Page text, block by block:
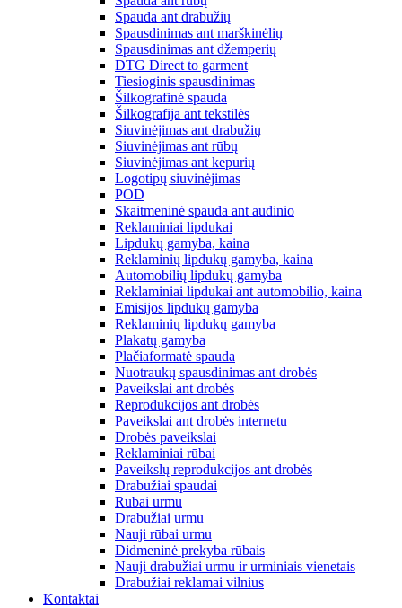
Spauda ant drabužių
Spausdinimas ant marškinėlių
Spausdinimas ant džemperių
DTG Direct to garment
Tiesioginis spausdinimas
Šilkografinė spauda
Šilkografija ant tekstilės
Siuvinėjimas ant drabužių
Siuvinėjimas ant rūbų
Siuvinėjimas ant kepurių
Logotipų siuvinėjimas
POD
Skaitmeninė spauda ant audinio
Reklaminiai lipdukai
Lipdukų gamyba, kaina
Reklaminių lipdukų gamyba, kaina
Automobilių lipdukų gamyba
Reklaminiai lipdukai ant automobilio, kaina
Emisijos lipdukų gamyba
Reklaminių lipdukų gamyba
Plakatų gamyba
Plačiaformatė spauda
Nuotraukų spausdinimas ant drobės
Paveikslai ant drobės
Reprodukcijos ant drobės
Paveikslai ant drobės internetu
Drobės paveikslai
Reklaminiai rūbai
Paveikslų reprodukcijos ant drobės
Drabužiai spaudai
Rūbai urmu
Drabužiai urmu
Nauji rūbai urmu
Didmeninė prekyba rūbais
Nauji drabužiai urmu ir urminiais vienetais
Drabužiai reklamai vilnius
Kontaktai